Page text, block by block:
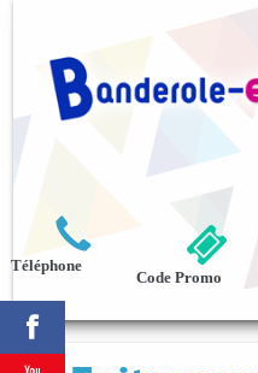


Téléphone
Code Promo